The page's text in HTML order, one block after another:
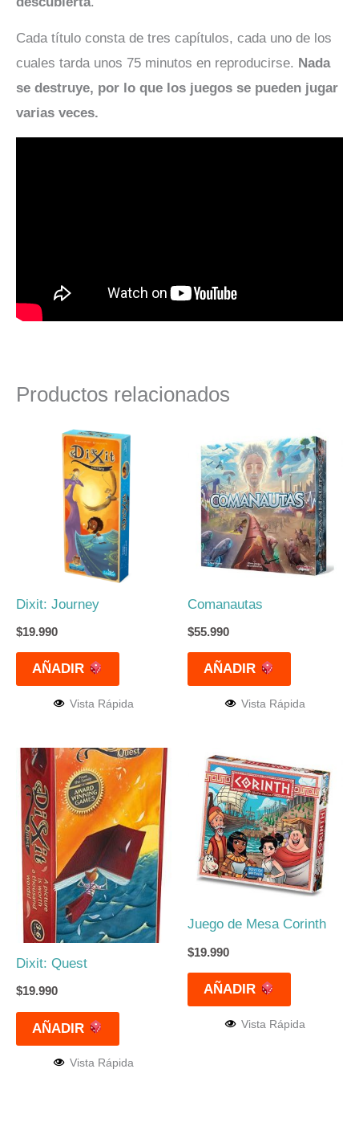
Cada título consta de tres capítulos, cada uno de los
cuales tarda unos 75 minutos en reproducirse. Nada
se destruye, por lo que los juegos se pueden jugar
varias veces.
Productos relacionados
Dixit: Journey
$19.990
AÑADIR
Vista Rápida
Comanautas
$55.990
AÑADIR
Vista Rápida
Dixit: Quest
$19.990
AÑADIR
Vista Rápida
Juego de Mesa Corinth
$19.990
AÑADIR
Vista Rápida